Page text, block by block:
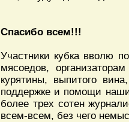
Спасибо всем!!!
Участники кубка вволю
мясоедов,
курятины, выпитого
поддержке и помощи
более трех сотен
всем-всем, без чего